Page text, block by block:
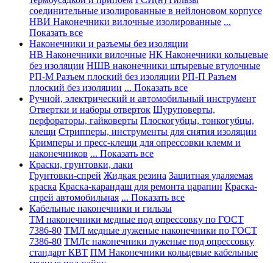
соединительные изолированные в нейлоновом корпусе
НВИ Наконечники вилочные изолированные ...
Показать все
Наконечники и разъемы без изоляции
НВ Наконечники вилочные НК Наконечники кольцевые
без изоляции НШВ наконечники штыревые втулочные
РП-М Разъем плоский без изоляции РП-П Разъем
плоский без изоляции ... Показать все
Ручной, электрический и автомобильный инструмент
Отвертки и наборы отверток Шуруповерты,
перфораторы, гайковерты Плоскогубцы, тонкогубцы,
клещи Стрипперы, инструменты для снятия изоляции
Кримперы и пресс-клещи для опрессовки клемм и
наконечников ... Показать все
Краски, грунтовки, лаки
Грунтовки-спрей Жидкая резина Защитная удаляемая
краска Краска-карандаш для ремонта царапин Краска-
спрей автомобильная ... Показать все
Кабельные наконечники и гильзы
ТМ наконечники медные под опрессовку по ГОСТ
7386-80 ТМЛ медные луженые наконечники по ГОСТ
7386-80 ТМЛс наконечники луженые под опрессовку
стандарт КВТ ПМ Наконечники кольцевые кабельные